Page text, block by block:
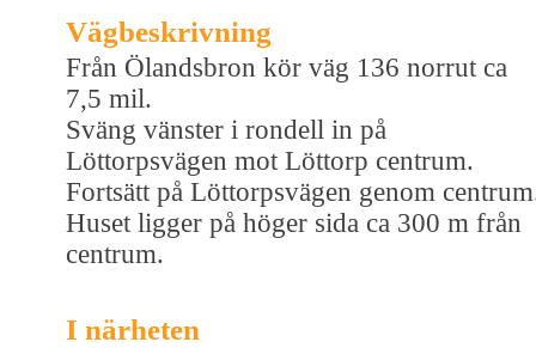
Vägbeskrivning
Från Ölandsbron kör väg 136 norrut ca
7,5 mil.
Sväng vänster i rondell in på
Löttorpsvägen mot Löttorp centrum.
Fortsätt på Löttorpsvägen genom
Huset ligger på höger sida ca 300 m från
centrum.
I närheten